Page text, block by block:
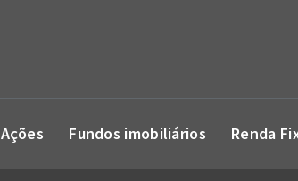
Ações Fundos imobiliários Renda